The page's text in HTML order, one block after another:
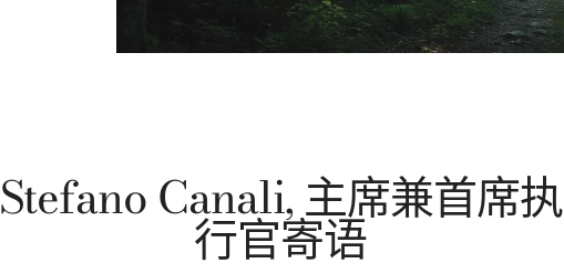
Stefano Canali, 主席兼首席执
行官寄语​​